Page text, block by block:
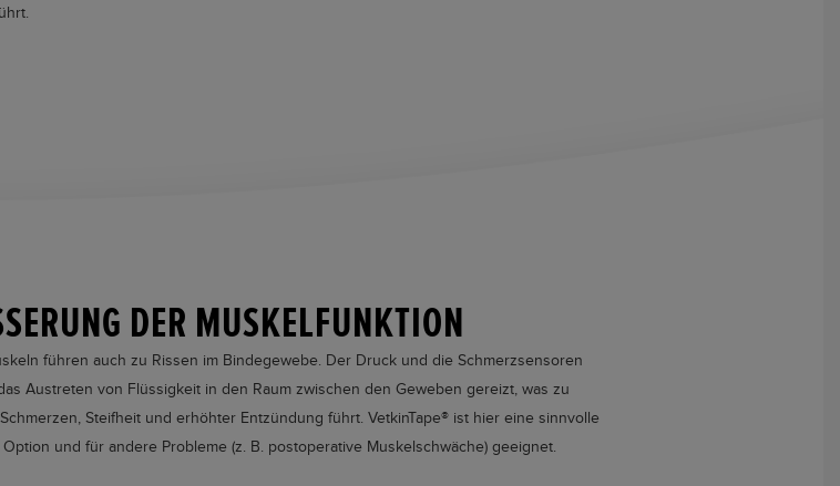
DER MUSKELFUNKTION
führen auch zu Rissen im Bindegewebe. Der Druck und die Schmerzsensoren
Austreten von Flüssigkeit in den Raum zwischen den Geweben gereizt, was zu
Steifheit und erhöhter Entzündung führt. VetkinTape® ist hier eine sinnvolle
und für andere Probleme (z. B. postoperative Muskelschwäche) geeignet.